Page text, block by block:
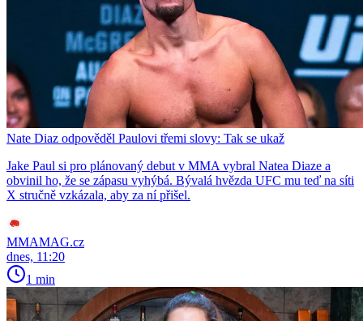
Nate Diaz odpověděl Paulovi třemi slovy: Tak se ukaž
Jake Paul si pro plánovaný debut v MMA vybral Natea Diaze a
obvinil ho, že se zápasu vyhýbá. Bývalá hvězda UFC mu teď na síti
X stručně vzkázala, aby za ní přišel.
MMAMAG.cz
dnes, 11:20
1 min